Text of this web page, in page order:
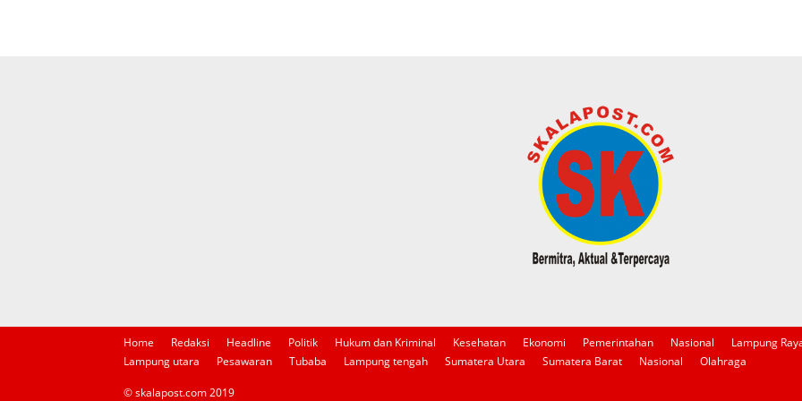
Home Redaksi Headline Politik Hukum dan Kriminal Kesehatan Ekonomi Pemerintahan Nasional Lampung
Lampung utara
Pesawaran Tubaba Lampung tengah Sumatera Utara Sumatera Barat Nasional Olahraga
© skalapost.com 2019